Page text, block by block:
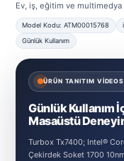
Ev, iş, eğitim ve
Model Kodu: ATM00015768
Günlük Kullanım
ÜRÜN TANITIM
Günlük Kullanım
Masaüstü
Turbox Tx7400; Intel®
Çekirdek Soket 1700